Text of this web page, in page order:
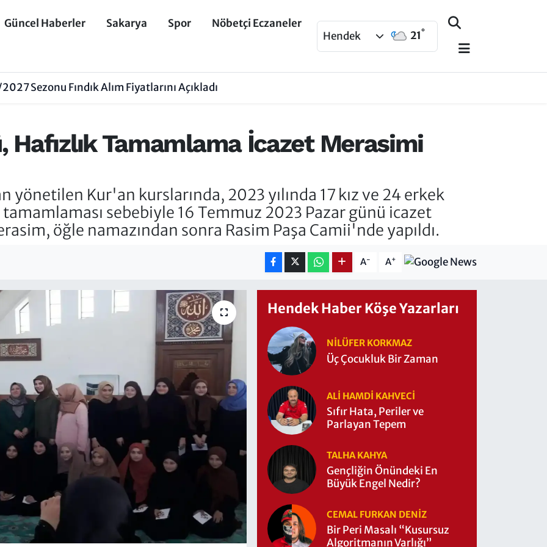
Güncel Haberler Sakarya Spor
Nöbetçi Eczaneler
Hendek
21°
Sezonu Fındık Alım Fiyatlarını Açıkladı
Tamamlama İcazet Merasimi
Kur'an kurslarında, 2023 yılında 17 kız ve 24 erkek
sebebiyle 16 Temmuz 2023 Pazar günü icazet
öğle namazından sonra Rasim Paşa Camii'nde yapıldı.
A- A+
Hendek Haber Köşe Yazarları
NILÜFER KORKMAZ
Üç Çocukluk Bir Zaman
ALI HAMDI KAHVECİ
Sıfır Hata, Periler ve
Parlayan Tepem
TALHA KAHYA
Gençliğin Önündeki En
Büyük Engel Nedir?
CEMAL FURKAN DENİZ
Bir Peri Masalı “Kusursuz
Algoritmanın Varlığı”